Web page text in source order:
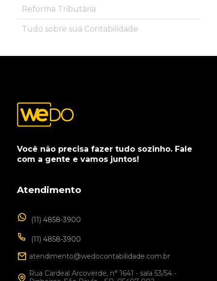
Reforma Tributária
Tudo sobre sua Contabilidade
Você não precisa fazer tudo sozinho. Fale
com a gente e vamos juntos!
Atendimento
(11) 4858-3900
(11) 4858-3900
atendimento@wedocontabilidade.com.br
Rua Cardeal Arcoverde, n° 1641 - sala 53/54 -